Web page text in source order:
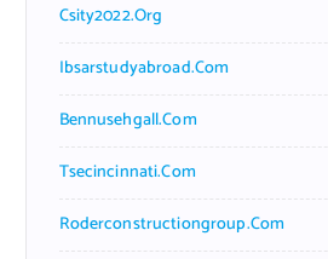
Csity2022.org
Ibsarstudyabroad.com
Bennusehgall.com
Tsecincinnati.com
Roderconstructiongroup.com